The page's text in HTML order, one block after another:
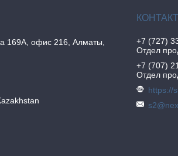
169А, офис 216, Алматы,
+7 (727)
Отдел
+7 (707)
Отдел
https://